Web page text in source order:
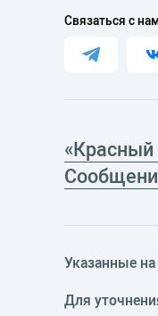
Связаться с
Указанные
Для